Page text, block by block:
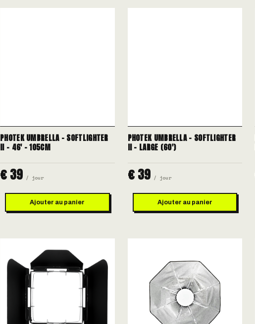
PHOTEK UMBRELLA - SOFTLIGHTER
II - 46' - 105CM
€ 39 / jour
Ajouter au panier
PHOTEK UMBRELLA - SOFTLIGHTER
II - LARGE (60')
€ 39 / jour
Ajouter au panier